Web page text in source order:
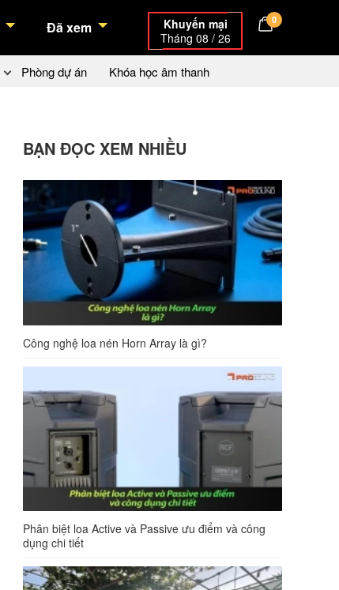
Đã xem
Khuyến mại
Tháng 08 / 26
0
Phòng dự án Khóa học âm thanh
BẠN ĐỌC XEM NHIỀU
Công nghệ loa nén Horn Array là gì?
Phân biệt loa Active và Passive ưu điểm và công
dụng chi tiết